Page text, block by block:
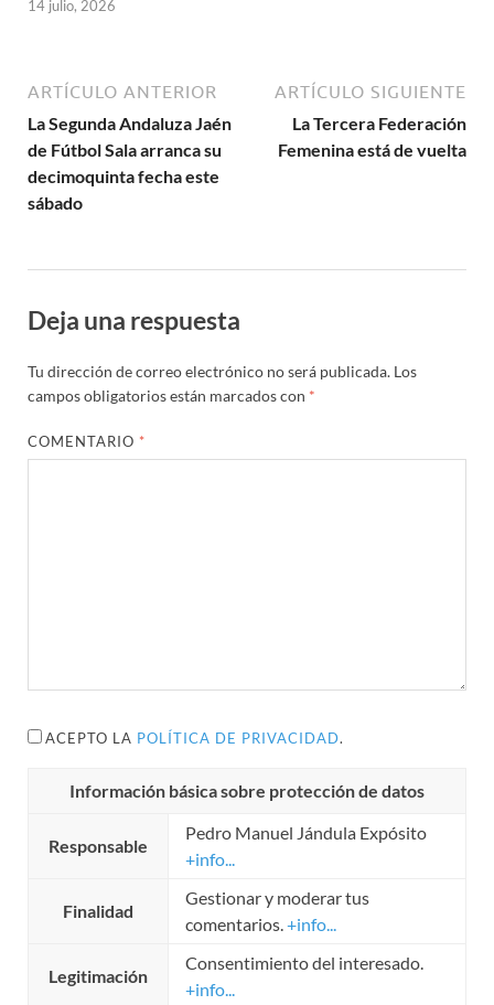
14 julio, 2026
ARTÍCULO ANTERIOR
La Segunda Andaluza Jaén
de Fútbol Sala arranca su
decimoquinta fecha este
sábado
ARTÍCULO SIGUIENTE
La Tercera Federación
Femenina está de vuelta
Deja una respuesta
Tu dirección de correo electrónico no será publicada. Los
campos obligatorios están marcados con *
COMENTARIO *
ACEPTO LA POLÍTICA DE PRIVACIDAD.
Información básica sobre protección de datos
Responsable
Pedro Manuel Jándula Expósito
+info...
Finalidad
Gestionar y moderar tus
comentarios.+info...
Legitimación
Consentimiento del interesado.
+info...